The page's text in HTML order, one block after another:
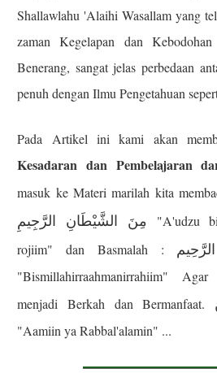
Shallawlahu 'Alaihi Wasallam yang
zaman Kegelapan dan
Benerang, sangat jelas perbedaan
penuh dengan Ilmu Pengetahuan
Pada Artikel ini kami akan
Kesadaran dan Pembelajaran
masuk ke Materi marilah kita
مِنَ الشَّيْطَانِ الرَّجِيمِ "A'udzu
rojiim" dan Basmalah :
"Bismillahirraahmanirrahiim"
menjadi Berkah dan Bermanfaat.
"Aamiin ya Rabbal'alamin" ...